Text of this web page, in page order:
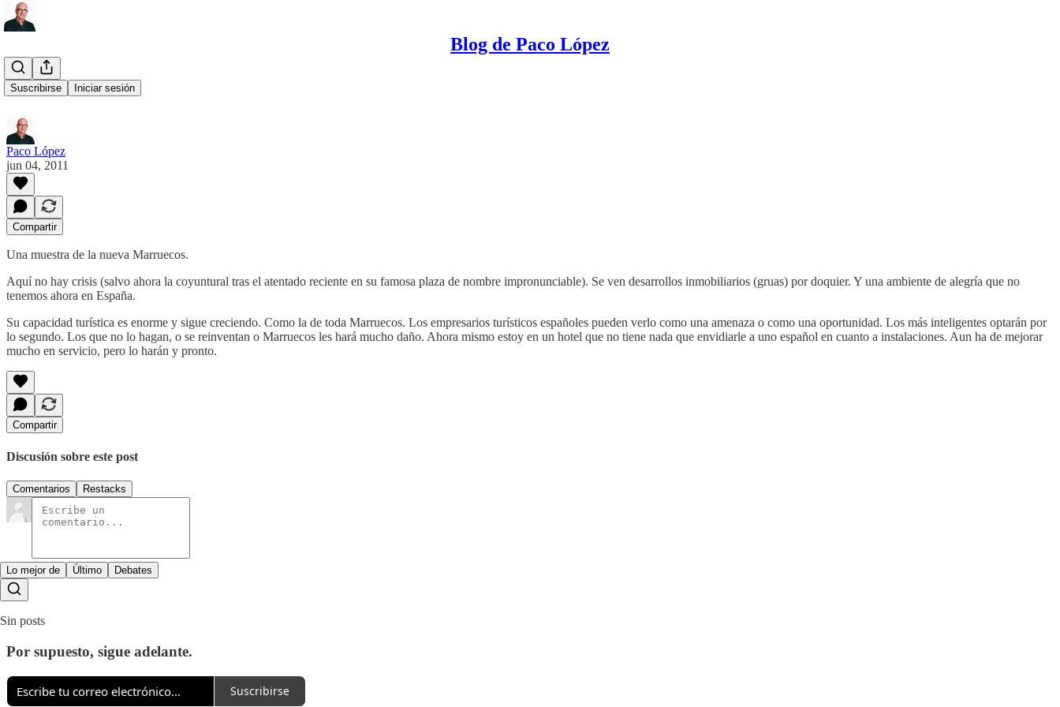
Blog de Paco López
Suscribirse Iniciar sesión
Marrakech
Paco López
jun 04, 2011
Compartir
Una muestra de la nueva Marruecos.
Aquí no hay crisis (salvo ahora la coyuntural tras el atentado reciente en su famosa plaza de nombre impronunciable). Se ven desarrollos inmobiliarios (gruas) por doquier. Y una ambiente de alegría que no
tenemos ahora en España.
Su capacidad turística es enorme y sigue creciendo. Como la de toda Marruecos. Los empresarios turísticos españoles pueden verlo como una amenaza o como una oportunidad. Los más inteligentes optarán por
lo segundo. Los que no lo hagan, o se reinventan o Marruecos les hará mucho daño. Ahora mismo estoy en un hotel que no tiene nada que envidiarle a uno español en cuanto a instalaciones. Aun ha de mejorar
mucho en servicio, pero lo harán y pronto.
Compartir
Discusión sobre este post
Comentarios Restacks
Lo mejor de Último Debates
Sin posts
Por supuesto, sigue adelante.
Suscribirse